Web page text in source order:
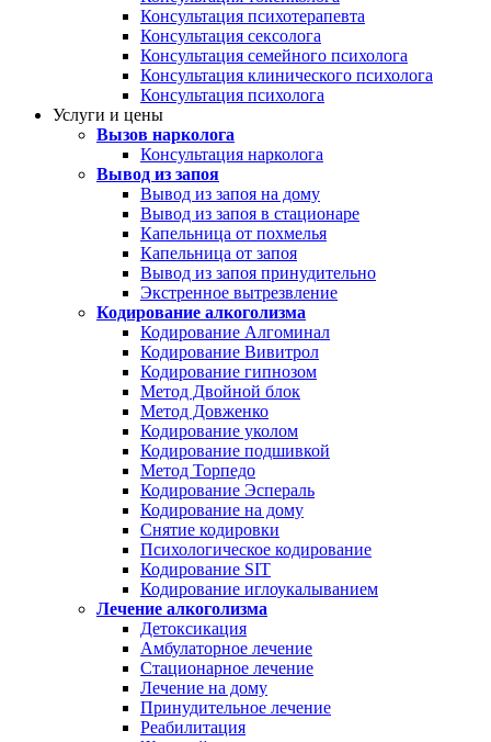
Консультация психотерапевта
Консультация сексолога
Консультация семейного психолога
Консультация клинического психолога
Консультация психолога
Услуги и цены
Вызов нарколога
Консультация нарколога
Вывод из запоя
Вывод из запоя на дому
Вывод из запоя в стационаре
Капельница от похмелья
Капельница от запоя
Вывод из запоя принудительно
Экстренное вытрезвление
Кодирование алкоголизма
Кодирование Алгоминал
Кодирование Вивитрол
Кодирование гипнозом
Метод Двойной блок
Метод Довженко
Кодирование уколом
Кодирование подшивкой
Метод Торпедо
Кодирование Эспераль
Кодирование на дому
Снятие кодировки
Психологическое кодирование
Кодирование SIT
Кодирование иглоукалыванием
Лечение алкоголизма
Детоксикация
Амбулаторное лечение
Стационарное лечение
Лечение на дому
Принудительное лечение
Реабилитация